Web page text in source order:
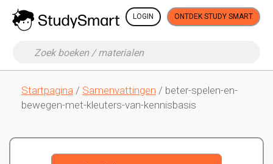
LOGIN ONTDEK STUDY SMART
Startpagina / Samenvattingen / beter-spelen-en-
bewegen-met-kleuters-van-kennisbasis